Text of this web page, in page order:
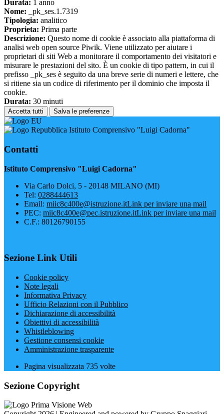
Durata: 1 anno
Nome: _pk_ses.1.7319
Tipologia: analitico
Proprieta: Prima parte
Descrizione: Questo nome di cookie è associato alla piattaforma di
analisi web open source Piwik. Viene utilizzato per aiutare i
proprietari di siti Web a monitorare il comportamento dei visitatori e
misurare le prestazioni del sito. È un cookie di tipo pattern, in cui il
prefisso _pk_ses è seguito da una breve serie di numeri e lettere, che
si ritiene sia un codice di riferimento per il dominio che imposta il
cookie.
Durata: 30 minuti
Accetta tutti Salva le preferenze
Istituto Comprensivo "Luigi Cadorna"
Contatti
Istituto Comprensivo "Luigi Cadorna"
Via Carlo Dolci, 5 - 20148 MILANO (MI)
Tel: 0288444613
Email: miic8c400e@istruzione.itLink per inviare una mail
PEC: miic8c400e@pec.istruzione.itLink per inviare una mail
C.F.: 80126790155
Sezione Link Utili
Cookie policy
Note legali
Informativa Privacy
Ufficio Relazioni con il Pubblico
Dichiarazione di accessibilità
Obiettivi di accessibilità
Whistleblowing
Gestione consensi cookie
Amministrazione trasparente
Pagina visualizzata 735 volte
Sezione Copyright